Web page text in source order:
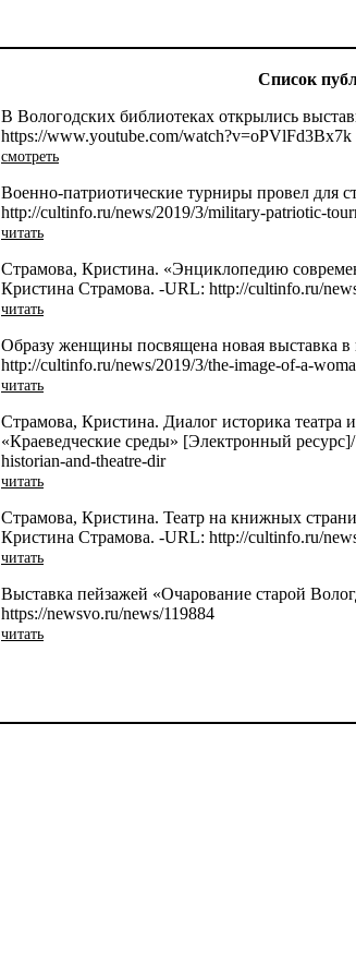
Список
В Вологодских библиотеках открылись
https://www.youtube.com/watch?v=oPVlFd3Bx7k
смотреть
Военно-патриотические турниры провел для
http://cultinfo.ru/news/2019/3/military-patriotic-
читать
Страмова, Кристина. «Энциклопедию
Кристина Страмова. -URL: http://cultinfo.ru/
читать
Образу женщины посвящена новая выставка
http://cultinfo.ru/news/2019/3/the-image-of-a-
читать
Страмова, Кристина. Диалог историка
«Краеведческие среды» [Электронный
historian-and-theatre-dir
читать
Страмова, Кристина. Театр на книжных
Кристина Страмова. -URL: http://cultinfo.ru/
читать
Выставка пейзажей «Очарование старой
https://newsvo.ru/news/119884
читать